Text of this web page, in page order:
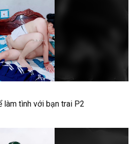
làm tình với bạn trai P2